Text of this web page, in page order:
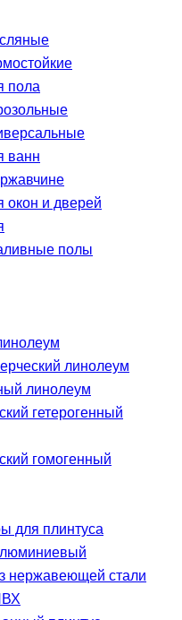
пола
ванн
и дверей
полы
линолеум
линолеум
гетерогенный
гомогенный
для плинтуса
нержавеющей стали